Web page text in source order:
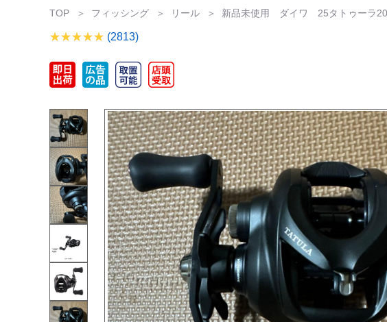
TOP フィッシング リール 新品未使用 ダイワ 25タトゥーラ
(2813)